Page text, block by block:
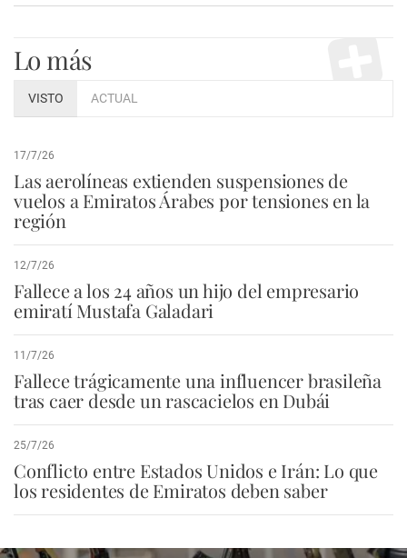
Lo más
VISTO ACTUAL
17/7/26
Las aerolíneas extienden suspensiones de
vuelos a Emiratos Árabes por tensiones en la
región
12/7/26
Fallece a los 24 años un hijo del empresario
emiratí Mustafa Galadari
11/7/26
Fallece trágicamente una influencer brasileña
tras caer desde un rascacielos en Dubái
25/7/26
Conflicto entre Estados Unidos e Irán: Lo que
los residentes de Emiratos deben saber